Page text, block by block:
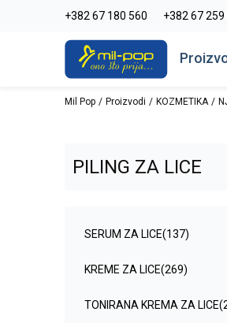
+382 67 180 560 +382 67 259
-20% na kompletan asortiman Pogledaj više
Mil Pop Proizvodi KOZMETIKA
PILING ZA LICE
SERUM ZA LICE(137)
KREME ZA LICE(269)
TONIRANA KREMA ZA LICE